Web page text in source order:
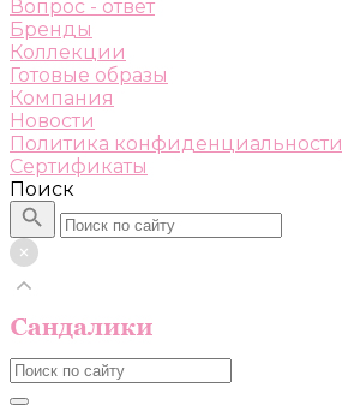
Вопрос - ответ
Бренды
Коллекции
Готовые образы
Компания
Новости
Политика конфиденциальности
Сертификаты
Поиск